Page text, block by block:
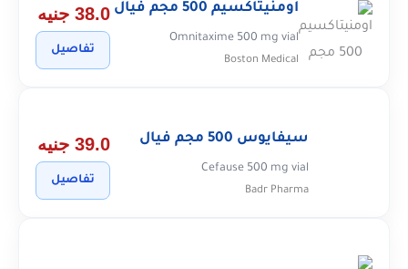
اومنيتاكسيم 500 مجم فيال
Omnitaxime 500 mg vial
Boston Medical
38.0 جنيه
تفاصيل
سيفايوس 500 مجم فيال
Cefause 500 mg vial
Badr Pharma
39.0 جنيه
تفاصيل